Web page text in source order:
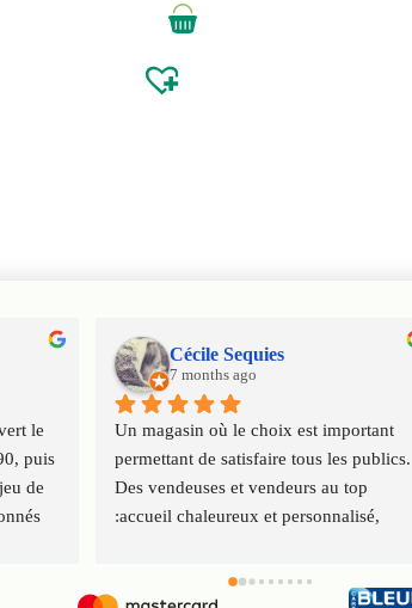
le
puis
de
Cécile Sequies
7 months ago
Un magasin où le choix est important
permettant de satisfaire tous les publics.
Des vendeuses et vendeurs au top
:accueil chaleureux et personnalisé,
Merci à toute l'équipe.